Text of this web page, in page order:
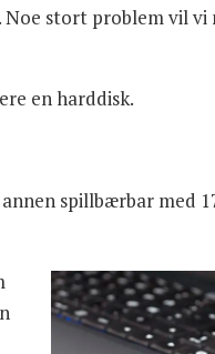
stort problem vil vi
en harddisk.
spillbærbar med